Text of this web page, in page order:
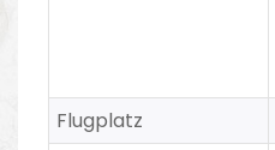
Flugplatz